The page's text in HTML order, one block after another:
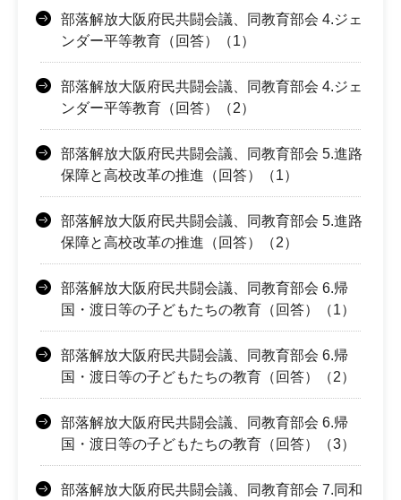
部落解放大阪府民共闘会議、同教育部会 4.ジェ
ンダー平等教育（回答）（1）
部落解放大阪府民共闘会議、同教育部会 4.ジェ
ンダー平等教育（回答）（2）
部落解放大阪府民共闘会議、同教育部会 5.進路
保障と高校改革の推進（回答）（1）
部落解放大阪府民共闘会議、同教育部会 5.進路
保障と高校改革の推進（回答）（2）
部落解放大阪府民共闘会議、同教育部会 6.帰
国・渡日等の子どもたちの教育（回答）（1）
部落解放大阪府民共闘会議、同教育部会 6.帰
国・渡日等の子どもたちの教育（回答）（2）
部落解放大阪府民共闘会議、同教育部会 6.帰
国・渡日等の子どもたちの教育（回答）（3）
部落解放大阪府民共闘会議、同教育部会 7.同和